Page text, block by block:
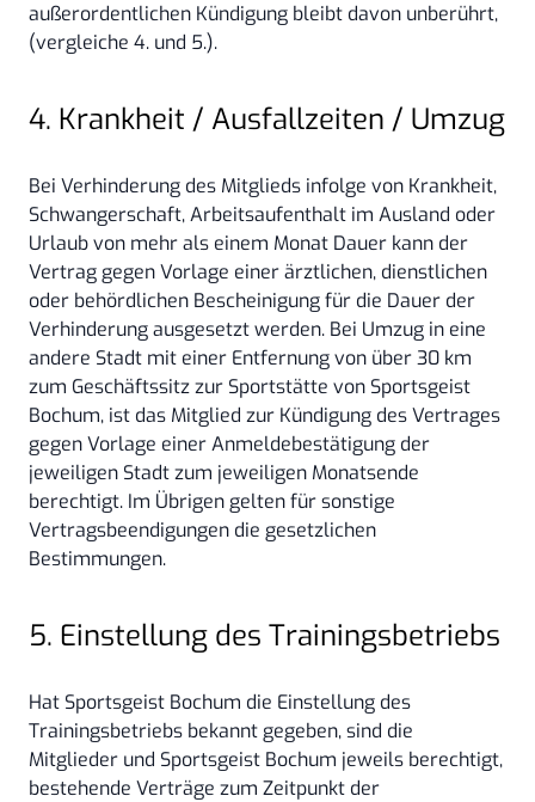
außerordentlichen Kündigung bleibt davon unberührt,
(vergleiche 4. und 5.).
4. Krankheit / Ausfallzeiten / Umzug
Bei Verhinderung des Mitglieds infolge von Krankheit,
Schwangerschaft, Arbeitsaufenthalt im Ausland oder
Urlaub von mehr als einem Monat Dauer kann der
Vertrag gegen Vorlage einer ärztlichen, dienstlichen
oder behördlichen Bescheinigung für die Dauer der
Verhinderung ausgesetzt werden. Bei Umzug in eine
andere Stadt mit einer Entfernung von über 30 km
zum Geschäftssitz zur Sportstätte von Sportsgeist
Bochum, ist das Mitglied zur Kündigung des Vertrages
gegen Vorlage einer Anmeldebestätigung der
jeweiligen Stadt zum jeweiligen Monatsende
berechtigt. Im Übrigen gelten für sonstige
Vertragsbeendigungen die gesetzlichen
Bestimmungen.
5. Einstellung des Trainingsbetriebs
Hat Sportsgeist Bochum die Einstellung des
Trainingsbetriebs bekannt gegeben, sind die
Mitglieder und Sportsgeist Bochum jeweils berechtigt,
bestehende Verträge zum Zeitpunkt der